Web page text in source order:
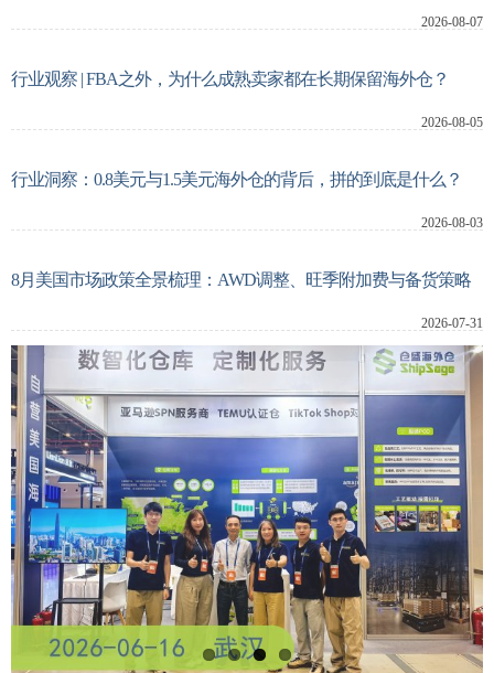
系统登录
2026-08-07
行业观察 | FBA之外，为什么成熟卖家都在长期保留海外仓？
2026-08-05
行业洞察：0.8美元与1.5美元海外仓的背后，拼的到底是什么？
2026-08-03
8月美国市场政策全景梳理：AWD调整、旺季附加费与备货策略
2026-07-31